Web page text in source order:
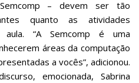
– devem ser tão
quanto as atividades
“A Semcomp é uma
áreas da computação
a vocês”, adicionou.
emocionada, Sabrina